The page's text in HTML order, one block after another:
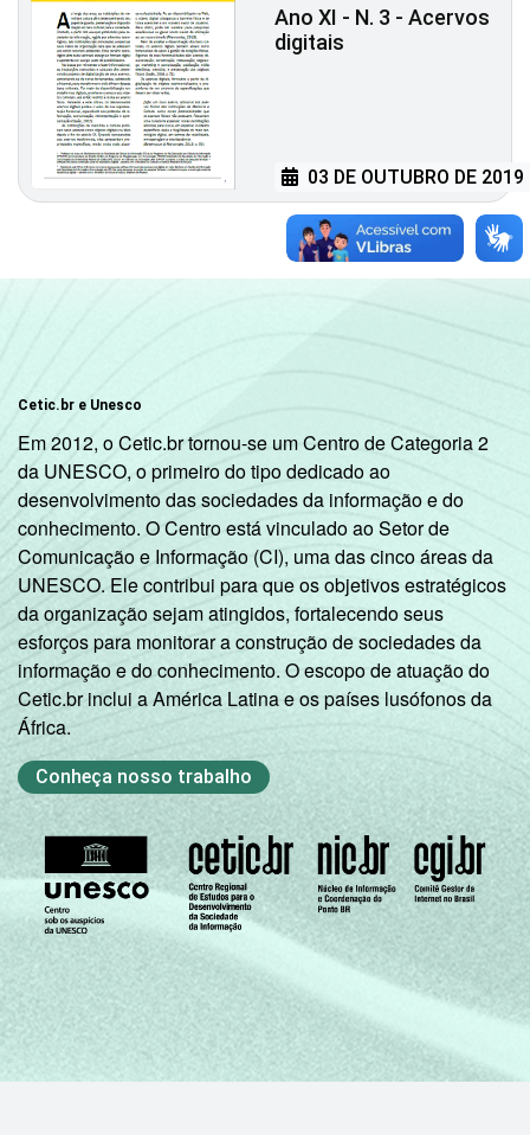
Ano XI - N. 3 - Acervos
digitais
03 DE OUTUBRO DE 2019
Cetic.br e Unesco
Em 2012, o Cetic.br tornou-se um Centro de Categoria 2
da UNESCO, o primeiro do tipo dedicado ao
desenvolvimento das sociedades da informação e do
conhecimento. O Centro está vinculado ao Setor de
Comunicação e Informação (CI), uma das cinco áreas da
UNESCO. Ele contribui para que os objetivos estratégicos
da organização sejam atingidos, fortalecendo seus
esforços para monitorar a construção de sociedades da
informação e do conhecimento. O escopo de atuação do
Cetic.br inclui a América Latina e os países lusófonos da
África.
Conheça nosso trabalho